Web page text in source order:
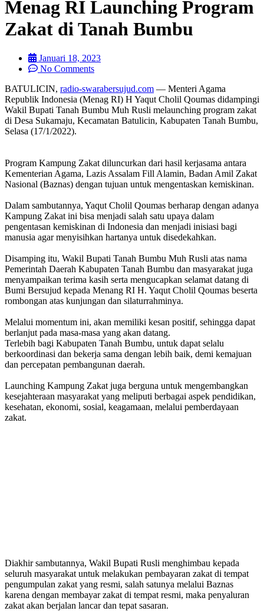
Menag RI Launching Program
Zakat di Tanah Bumbu
Januari 18, 2023
No Comments
BATULICIN, radio-swarabersujud.com — Menteri Agama
Republik Indonesia (Menag RI) H Yaqut Cholil Qoumas didampingi
Wakil Bupati Tanah Bumbu Muh Rusli melaunching program zakat
di Desa Sukamaju, Kecamatan Batulicin, Kabupaten Tanah Bumbu,
Selasa (17/1/2022).
Program Kampung Zakat diluncurkan dari hasil kerjasama antara
Kementerian Agama, Lazis Assalam Fill Alamin, Badan Amil Zakat
Nasional (Baznas) dengan tujuan untuk mengentaskan kemiskinan.
Dalam sambutannya, Yaqut Cholil Qoumas berharap dengan adanya
Kampung Zakat ini bisa menjadi salah satu upaya dalam
pengentasan kemiskinan di Indonesia dan menjadi inisiasi bagi
manusia agar menyisihkan hartanya untuk disedekahkan.
Disamping itu, Wakil Bupati Tanah Bumbu Muh Rusli atas nama
Pemerintah Daerah Kabupaten Tanah Bumbu dan masyarakat juga
menyampaikan terima kasih serta mengucapkan selamat datang di
Bumi Bersujud kepada Menang RI H. Yaqut Cholil Qoumas beserta
rombongan atas kunjungan dan silaturrahminya.
Melalui momentum ini, akan memiliki kesan positif, sehingga dapat
berlanjut pada masa-masa yang akan datang.
Terlebih bagi Kabupaten Tanah Bumbu, untuk dapat selalu
berkoordinasi dan bekerja sama dengan lebih baik, demi kemajuan
dan percepatan pembangunan daerah.
Launching Kampung Zakat juga berguna untuk mengembangkan
kesejahteraan masyarakat yang meliputi berbagai aspek pendidikan,
kesehatan, ekonomi, sosial, keagamaan, melalui pemberdayaan
zakat.
Diakhir sambutannya, Wakil Bupati Rusli menghimbau kepada
seluruh masyarakat untuk melakukan pembayaran zakat di tempat
pengumpulan zakat yang resmi, salah satunya melalui Baznas
karena dengan membayar zakat di tempat resmi, maka penyaluran
zakat akan berjalan lancar dan tepat sasaran.